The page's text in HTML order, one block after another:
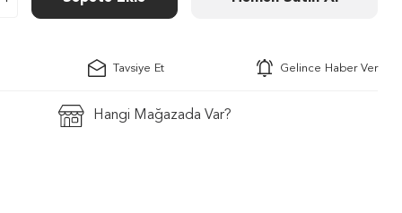
Tavsiye Et Gelince Haber Ver
Hangi Mağazada Var?